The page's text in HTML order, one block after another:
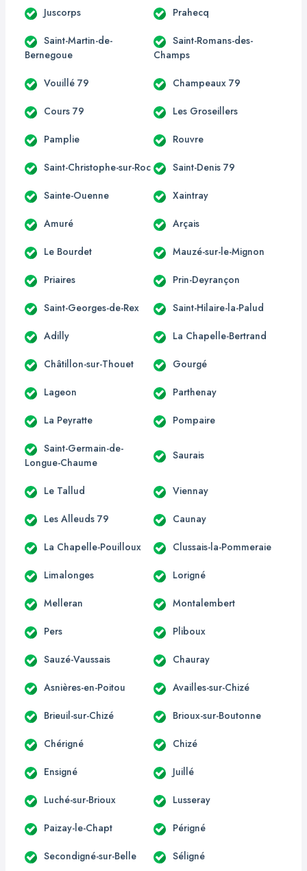
Juscorps Prahecq
Saint-Martin-de-
Bernegoue
Saint-Romans-des-
Champs
Vouillé 79 Champeaux 79
Cours 79 Les Groseillers
Pamplie Rouvre
Saint-Christophe-sur-Roc Saint-Denis 79
Sainte-Ouenne Xaintray
Amuré Arçais
Le Bourdet Mauzé-sur-le-Mignon
Priaires Prin-Deyrançon
Saint-Georges-de-Rex Saint-Hilaire-la-Palud
Adilly La Chapelle-Bertrand
Châtillon-sur-Thouet Gourgé
Lageon Parthenay
La Peyratte Pompaire
Saint-Germain-de-
Longue-Chaume
Saurais
Le Tallud Viennay
Les Alleuds 79 Caunay
La Chapelle-Pouilloux Clussais-la-Pommeraie
Limalonges Lorigné
Melleran Montalembert
Pers Pliboux
Sauzé-Vaussais Chauray
Asnières-en-Poitou Availles-sur-Chizé
Brieuil-sur-Chizé Brioux-sur-Boutonne
Chérigné Chizé
Ensigné Juillé
Luché-sur-Brioux Lusseray
Paizay-le-Chapt Périgné
Secondigné-sur-Belle Séligné